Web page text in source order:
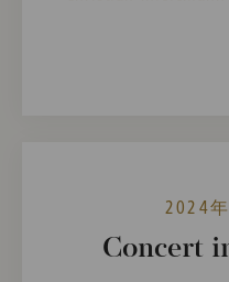
2024
Concert